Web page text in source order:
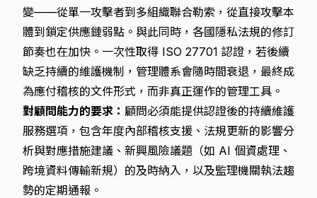
變——從單一攻擊者到多組織聯合勒索，從直接攻擊本
體到鎖定供應鏈弱點。與此同時，各國隱私法規的修訂
節奏也在加快。一次性取得 ISO 27701 認證，若後續
缺乏持續的維護機制，管理體系會隨時間衰退，最終成
為應付稽核的文件形式，而非真正運作的管理工具。
對顧問能力的要求： 顧問必須能提供認證後的持續維護
服務選項，包含年度內部稽核支援、法規更新的影響分
析與對應措施建議、新興風險議題（如 AI 個資處理、
跨境資料傳輸新規）的及時納入，以及監理機關執法趨
勢的定期通報。